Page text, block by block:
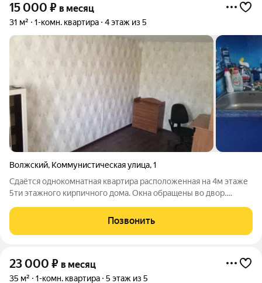
15 000 ₽ в месяц
31 м² 1-комн. квартира 4 этаж из 5
Волжский, Коммунистическая улица,1
Сдаётся однокомнатная квартира расположенная на 4м этаже
5ти этажного кирпичного дома. Окна обращены во двор.
комфортного проживания мебель и техника. Рядом вокзал,
остановка общественного
Позвонить
23 000 ₽ в месяц
35 м² 1-комн. квартира 5 этаж из 5